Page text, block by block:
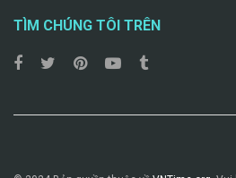
TÌM CHÚNG TÔI TRÊN